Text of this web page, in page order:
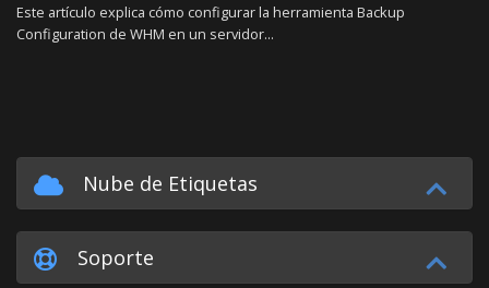
Este artículo explica cómo configurar la herramienta Backup
Configuration de WHM en un servidor...
Nube de Etiquetas
Soporte